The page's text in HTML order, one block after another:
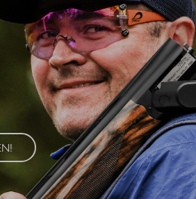
2026 – eine exklusive Serie von
die an vier
in Deutschland ausgetragen wird. Der
aller Klassen die Möglichkeit, ihre
Wettkampf unter Beweis zu stellen.